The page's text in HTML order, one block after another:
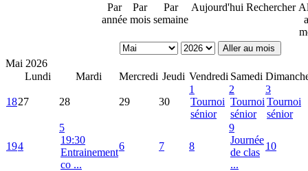
Par
année
Par
mois
Par
semaine
Aujourd'hui Rechercher
Aller au mois
Mai 2026
Lundi
Mardi Mercredi Jeudi Vendredi Samedi
1827 28 29 30
1
Tournoi
sénior
2
Tournoi
sénior
3
Tournoi
sénior
194
5
19:30
Entrainement
co ...
6 7 8
9
Journée
de clas
...
10